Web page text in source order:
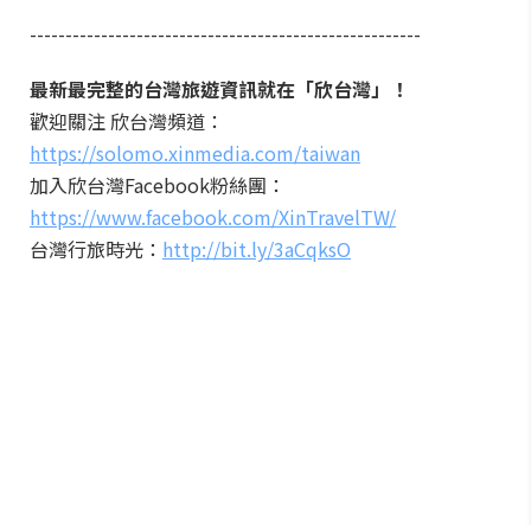
-------------------------------------------------------
最新最完整的台灣旅遊資訊就在「欣台灣」！
歡迎關注 欣台灣頻道：
https://solomo.xinmedia.com/taiwan
加入欣台灣Facebook粉絲團：
https://www.facebook.com/XinTravelTW/
台灣行旅時光： http://bit.ly/3aCqksO